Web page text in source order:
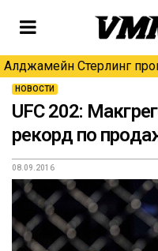
Алджамейн Стерлинг
НОВОСТИ
UFC 202:
рекорд по
08.09.2016